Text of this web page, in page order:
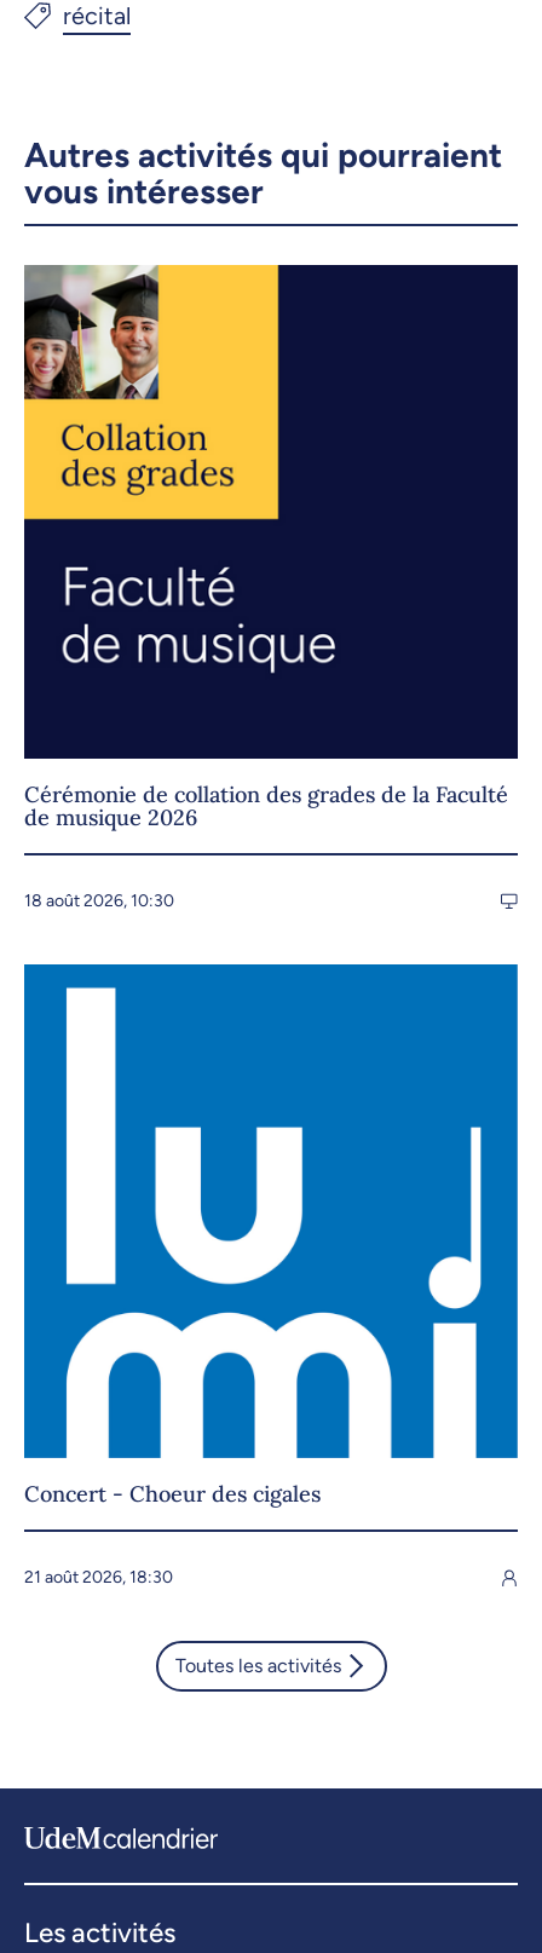
Autres activités qui pourraient
vous intéresser
Cérémonie de collation des grades de la Faculté
de musique 2026
18 août 2026, 10:30
Concert - Choeur des cigales
21 août 2026, 18:30
Toutes les activités
Les activités